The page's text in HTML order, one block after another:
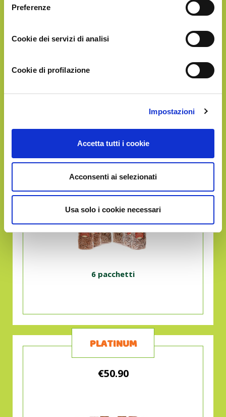
Preferenze
Cookie dei servizi di analisi
Cookie di profilazione
Impostazioni
Accetta tutti i cookie
Acconsenti ai selezionati
Usa solo i cookie necessari
GOLD
€42.90
6 pacchetti
PLATINUM
€50.90